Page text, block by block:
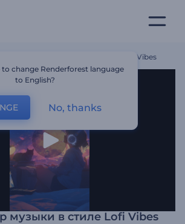
Визуализатор Музыки В Стиле Lofi Vibes
музыки в стиле Lofi Vibes
change Renderforest language
to English?
No, thanks